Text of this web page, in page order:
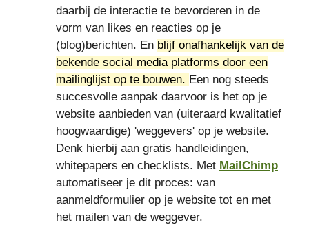
daarbij de interactie te bevorderen in de
vorm van likes en reacties op je
(blog)berichten. En blijf onafhankelijk van de
bekende social media platforms door een
mailinglijst op te bouwen. Een nog steeds
succesvolle aanpak daarvoor is het op je
website aanbieden van (uiteraard kwalitatief
hoogwaardige) 'weggevers' op je website.
Denk hierbij aan gratis handleidingen,
whitepapers en checklists. Met MailChimp
automatiseer je dit proces: van
aanmeldformulier op je website tot en met
het mailen van de weggever.